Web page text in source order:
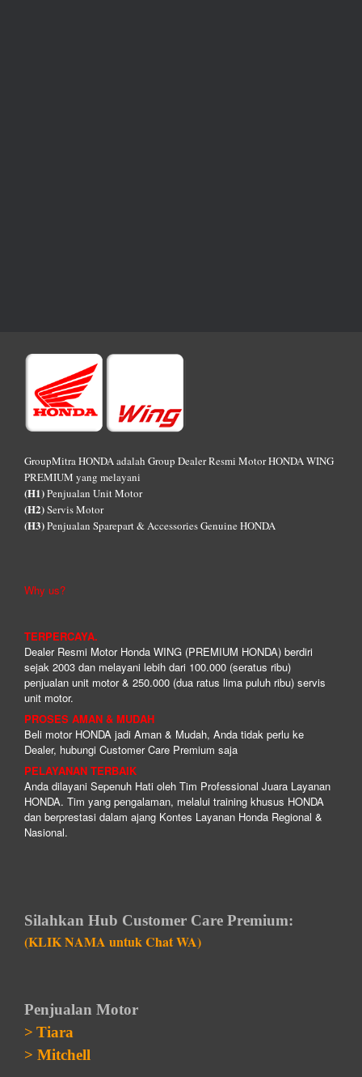
GroupMitra HONDA adalah Group Dealer Resmi Motor HONDA WING
PREMIUM yang melayani
(H1)Penjualan Unit Motor
(H2)Servis Motor
(H3)Penjualan Sparepart & Accessories Genuine HONDA
Why us?
TERPERCAYA.
Dealer Resmi Motor Honda WING (PREMIUM HONDA) berdiri
sejak 2003 dan melayani lebih dari 100.000 (seratus ribu)
penjualan unit motor & 250.000 (dua ratus lima puluh ribu) servis
unit motor.
PROSES AMAN & MUDAH
Beli motor HONDA jadi Aman & Mudah, Anda tidak perlu ke
Dealer, hubungi Customer Care Premium saja
PELAYANAN TERBAIK
Anda dilayani Sepenuh Hati oleh Tim Professional Juara Layanan
HONDA. Tim yang pengalaman, melalui training khusus HONDA
dan berprestasi dalam ajang Kontes Layanan Honda Regional &
Nasional.
Silahkan Hub Customer Care Premium:
(KLIK NAMA untuk Chat WA)
Penjualan Motor
> Tiara
> Mitchell